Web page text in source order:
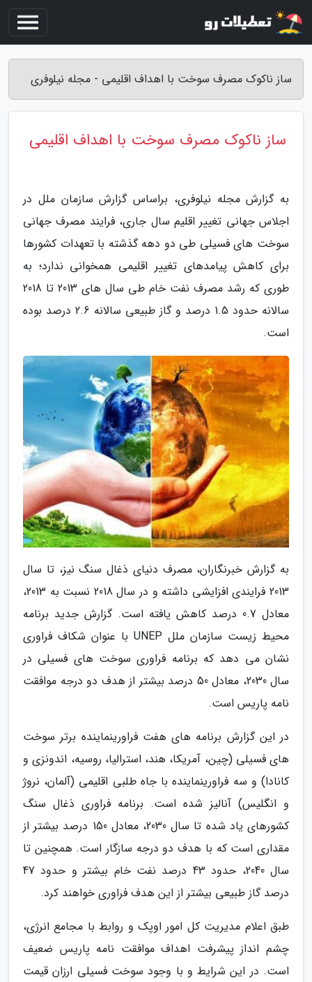
ساز ناکوک مصرف سوخت با اهداف اقلیمی - مجله نیلوفری
ساز ناکوک مصرف سوخت با اهداف اقلیمی
به گزارش مجله نیلوفری، براساس گزارش سازمان ملل در
اجلاس جهانی تغییر اقلیم سال جاری، فرایند مصرف جهانی
سوخت های فسیلی طی دو دهه گذشته با تعهدات کشورها
برای کاهش پیامدهای تغییر اقلیمی همخوانی ندارد؛ به
طوری که رشد مصرف نفت خام طی سال های 2013 تا 2018
سالانه حدود 1.5 درصد و گاز طبیعی سالانه 2.6 درصد بوده
است.
به گزارش خبرنگاران، مصرف دنیای ذغال سنگ نیز، تا سال
2013 فرایندی افزایشی داشته و در سال 2018 نسبت به 2013،
معادل 0.7 درصد کاهش یافته است. گزارش جدید برنامه
محیط زیست سازمان ملل UNEP با عنوان شکاف فراوری
نشان می دهد که برنامه فراوری سوخت های فسیلی در
سال 2030، معادل 50 درصد بیشتر از هدف دو درجه موافقت
نامه پاریس است.
در این گزارش برنامه های هفت فراورینماینده برتر سوخت
های فسیلی (چین، آمریکا، هند، استرالیا، روسیه، اندونزی و
کانادا) و سه فراورینماینده با جاه طلبی اقلیمی (آلمان، نروژ
و انگلیس) آنالیز شده است. برنامه فراوری ذغال سنگ
کشورهای یاد شده تا سال 2030، معادل 150 درصد بیشتر از
مقداری است که با هدف دو درجه سازگار است. همچنین تا
سال 2040، حدود 43 درصد نفت خام بیشتر و حدود 47
درصد گاز طبیعی بیشتر از این هدف فراوری خواهند کرد.
طبق اعلام مدیریت کل امور اوپک و روابط با مجامع انرژی،
چشم انداز پیشرفت اهداف موافقت نامه پاریس ضعیف
است. در این شرایط و با وجود سوخت فسیلی ارزان قیمت